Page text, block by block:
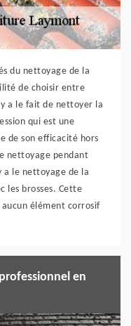
du nettoyage de la
de choisir entre
a le fait de nettoyer la
qui est une
de son efficacité hors
nettoyage pendant
a le nettoyage de la
les brosses. Cette
élément corrosif
en